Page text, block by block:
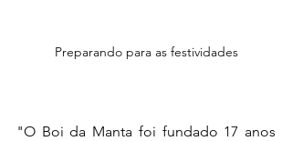
Preparando para as festividades
"O Boi da Manta foi fundado 17 anos